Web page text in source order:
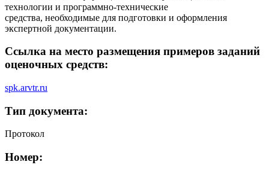
технологии и программно-технические
средства, необходимые для подготовки и оформления
экспертной документации.
Ссылка на место размещения примеров заданий
оценочных средств:
spk.arvtr.ru
Тип документа:
Протокол
Номер: